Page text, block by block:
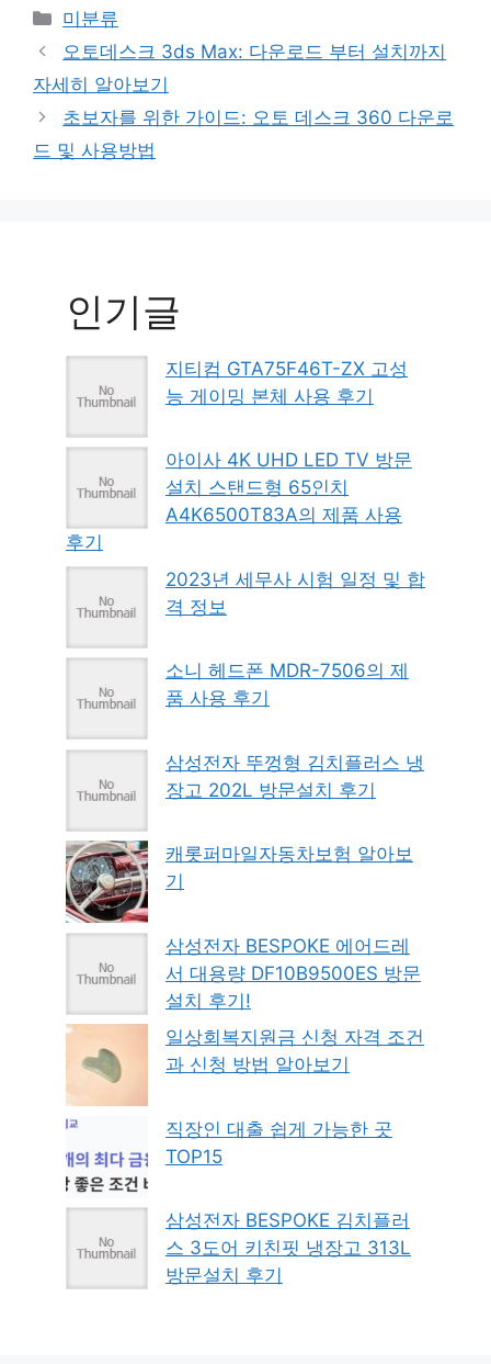
Categories
미분류
오토데스크 3ds Max: 다운로드 부터 설치까지
자세히 알아보기
초보자를 위한 가이드: 오토 데스크 360 다운로
드 및 사용방법
인기글
지티컴 GTA75F46T-ZX 고성
능 게이밍 본체 사용 후기
아이사 4K UHD LED TV 방문
설치 스탠드형 65인치
A4K6500T83A의 제품 사용
후기
2023년 세무사 시험 일정 및 합
격 정보
소니 헤드폰 MDR-7506의 제
품 사용 후기
삼성전자 뚜껑형 김치플러스 냉
장고 202L 방문설치 후기
캐롯퍼마일자동차보험 알아보
기
삼성전자 BESPOKE 에어드레
서 대용량 DF10B9500ES 방문
설치 후기!
일상회복지원금 신청 자격 조건
과 신청 방법 알아보기
직장인 대출 쉽게 가능한 곳
TOP15
삼성전자 BESPOKE 김치플러
스 3도어 키친핏 냉장고 313L
방문설치 후기